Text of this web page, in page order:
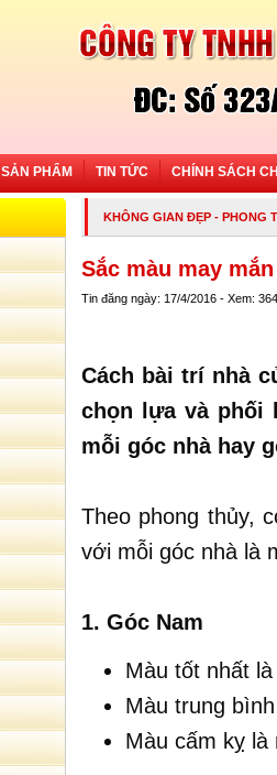
SẢN PHẨM TIN TỨC CHÍNH SÁCH
KHÔNG GIAN ĐẸP- PHONG
Sắc màu may
Tin đăng ngày: 17/4/2016 - Xem:
Cách bài trí nhà
chọn lựa và phối
mỗi góc nhà hay
Theo phong thủy,
với mỗi góc nhà là
1. Góc Nam
Màu tốt nhất
Màu trung
Màu cấm kỵ